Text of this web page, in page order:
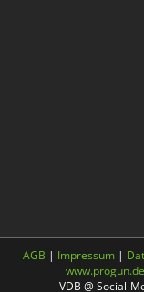
AGB | Impressum |
www.progun.de
VDB @ Social-